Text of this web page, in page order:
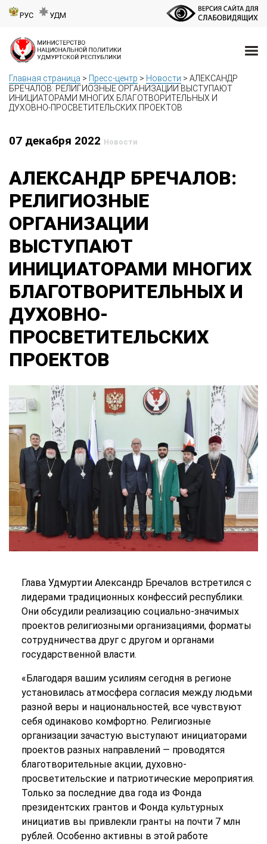
РУС УДМ
Главная страница > Пресс-центр > Новости > АЛЕКСАНДР
БРЕЧАЛОВ: РЕЛИГИОЗНЫЕ ОРГАНИЗАЦИИ ВЫСТУПАЮТ
ИНИЦИАТОРАМИ МНОГИХ БЛАГОТВОРИТЕЛЬНЫХ И
ДУХОВНО-ПРОСВЕТИТЕЛЬСКИХ ПРОЕКТОВ
07 декабря 2022 Новости
АЛЕКСАНДР БРЕЧАЛОВ:
РЕЛИГИОЗНЫЕ
ОРГАНИЗАЦИИ
ВЫСТУПАЮТ
ИНИЦИАТОРАМИ МНОГИХ
БЛАГОТВОРИТЕЛЬНЫХ И
ДУХОВНО-
ПРОСВЕТИТЕЛЬСКИХ
ПРОЕКТОВ
Глава Удмуртии Александр Бречалов встретился с
лидерами традиционных конфессий республики.
Они обсудили реализацию социально-значимых
проектов религиозными организациями, форматы
сотрудничества друг с другом и органами
государственной власти.
«Благодаря вашим усилиям сегодня в регионе
установилась атмосфера согласия между людьми
разной веры и национальностей, все чувствуют
себя одинаково комфортно. Религиозные
организации зачастую выступают инициаторами
проектов разных направлений — проводятся
благотворительные акции, духовно-
просветительские и патриотические мероприятия.
Только за последние два года из Фонда
президентских грантов и Фонда культурных
инициатив вы привлекли гранты на почти 7 млн
рублей. Особенно активны в этой работе